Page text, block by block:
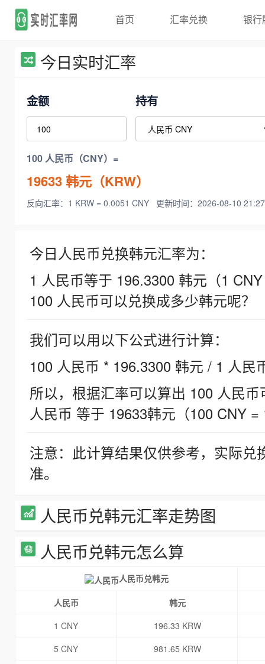
首页 汇率兑换 银行
今日实时汇率
金额 持有
100 人民币（CNY）=
19633韩元（KRW）
反向汇率：1 KRW = 0.0051 CNY 更新时间：2026-08-10
今日人民币兑换韩元汇率为：
1 人民币等于 196.3300 韩元（1
100 人民币可以兑换成多少韩元呢？
我们可以用以下公式进行计算：
100 人民币 * 196.3300 韩元 / 1 人民
所以，根据汇率可以算出 100 人民
人民币 等于 19633韩元（100 CNY =
注意：此计算结果仅供参考，实际
准。
人民币兑韩元汇率走势图
人民币兑韩元怎么算
人民币兑韩元
人民币
韩元
1 CNY
196.33 KRW
5 CNY
981.65 KRW